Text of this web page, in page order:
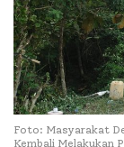
Foto: Masyarakat
Kembali Melakukan